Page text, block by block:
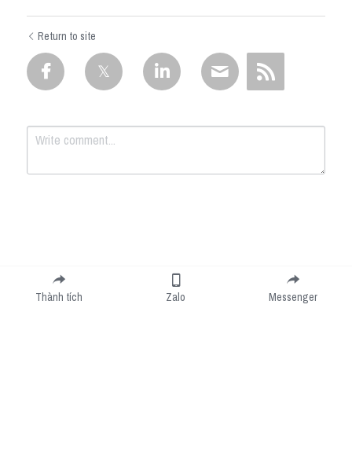
Return to site
Submit
Thành tích Zalo Messenger